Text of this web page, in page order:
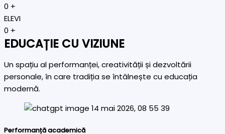
0 +
ELEVI
0 +
EDUCAȚIE CU VIZIUNE
Un spațiu al performanței, creativității și dezvoltării
personale, în care tradiția se întâlnește cu educația
modernă.
Performanță academică